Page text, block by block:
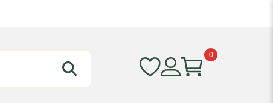
0